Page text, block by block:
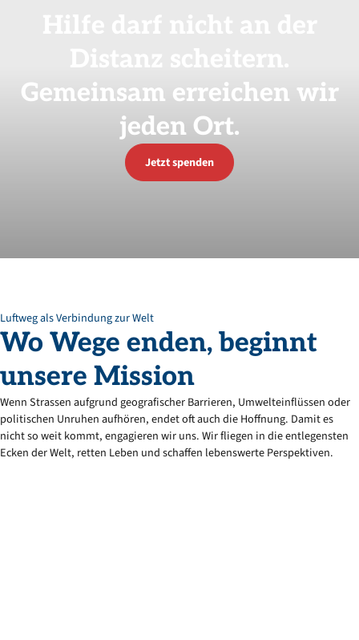
Gemeinsam erreichen wir
jeden Ort.
Jetzt spenden
Luftweg als Verbindung zur Welt
Wo Wege enden, beginnt
unsere Mission
Wenn Strassen aufgrund geografischer Barrieren, Umwelteinflüssen oder
politischen Unruhen aufhören, endet oft auch die Hoffnung. Damit es
nicht so weit kommt, engagieren wir uns. Wir fliegen in die entlegensten
Ecken der Welt, retten Leben und schaffen lebenswerte Perspektiven.